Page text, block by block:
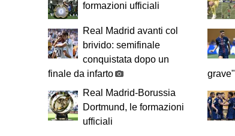
formazioni ufficiali
Real Madrid avanti col
brivido: semifinale
conquistata dopo un
finale da infarto
grave"
Real Madrid-Borussia
Dortmund, le formazioni
ufficiali